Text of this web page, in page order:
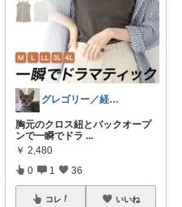
グレゴリー／経由購入感謝です💕
胸元のクロス紐とバックオープ
ンで一瞬でドラ ...
￥ 2,480
0 1 36
コレ いいね